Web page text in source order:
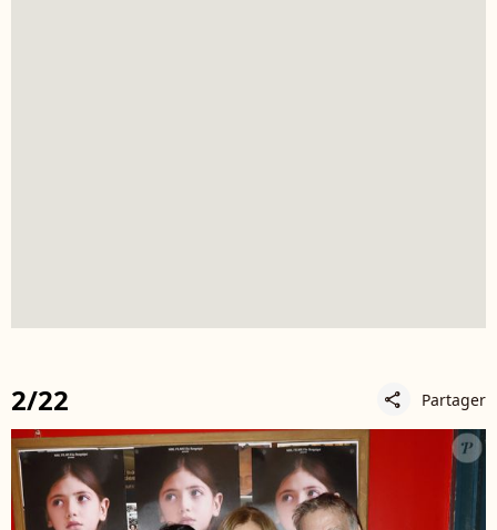
2/22 share Partager